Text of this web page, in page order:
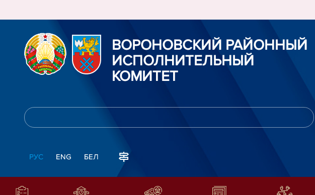
ВОРОНОВСКИЙ РАЙОННЫЙ
ИСПОЛНИТЕЛЬНЫЙ
КОМИТЕТ
РУС ENG БЕЛ